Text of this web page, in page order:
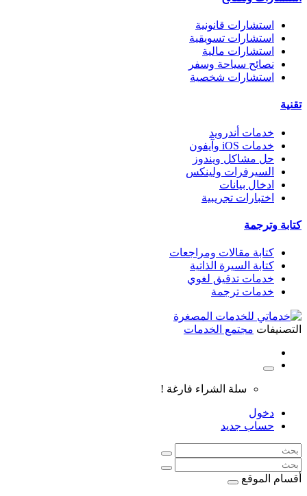
استشارات قانونية
استشارات تسويقية
استشارات مالية
نصائح سياحة وسفر
استشارات شخصية
تقنية
خدمات أندرويد
خدمات iOS وآيفون
حل مشاكل ويندوز
السيرفرات ولينكس
ادخال بيانات
اختبارات تجريبية
كتابة وترجمة
كتابة مقالات ومراجعات
كتابة السيرة الذاتية
خدمات تدقيق لغوي
خدمات ترجمة
التصنيفات مجتمع الخدمات
سلة الشراء فارغة !
دخول
حساب جديد
أقسام الموقع